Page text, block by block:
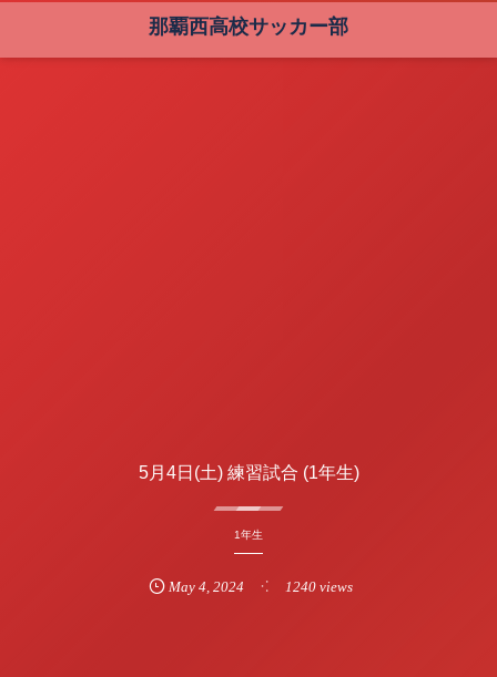
那覇西高校サッカー部
5月4日(土) 練習試合 (1年生)
1年生
May 4, 2024 1240 views